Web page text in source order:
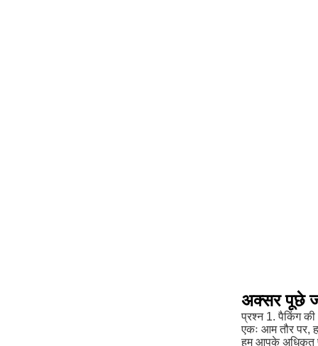
अक्सर पूछे
प्रश्न 1. पैकिंग
एकः आम तौर पर,
हम आपके अधिकृत